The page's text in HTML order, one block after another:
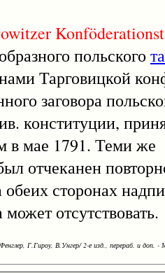
польского
Тарговицкой
заговора
конституции,
в мае 1791. Теми же
отчеканен
сторонах
отсутствовать.
Г.Гироу, В.Унгер/ 2-е изд., перераб. и доп. -